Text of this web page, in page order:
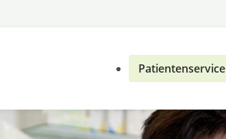
Patientenservice